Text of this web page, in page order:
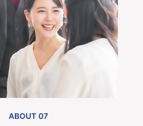
ABOUT 07